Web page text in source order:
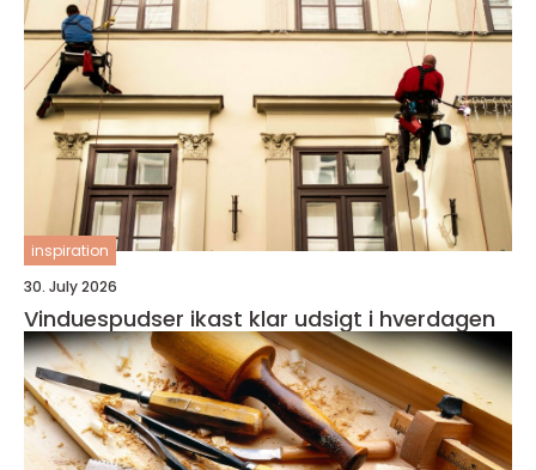
inspiration
30. July 2026
Vinduespudser ikast klar udsigt i hverdagen